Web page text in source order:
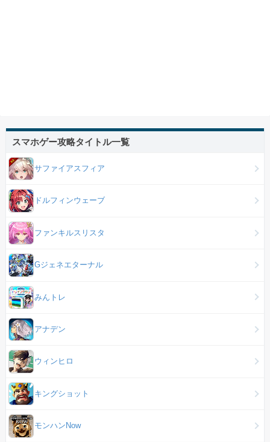
スマホゲー攻略タイトル一覧
サファイアスフィア
ドルフィンウェーブ
ファンキルスリスタ
Gジェネエターナル
みんトレ
アナデン
ウィンヒロ
キングショット
モンハンNow